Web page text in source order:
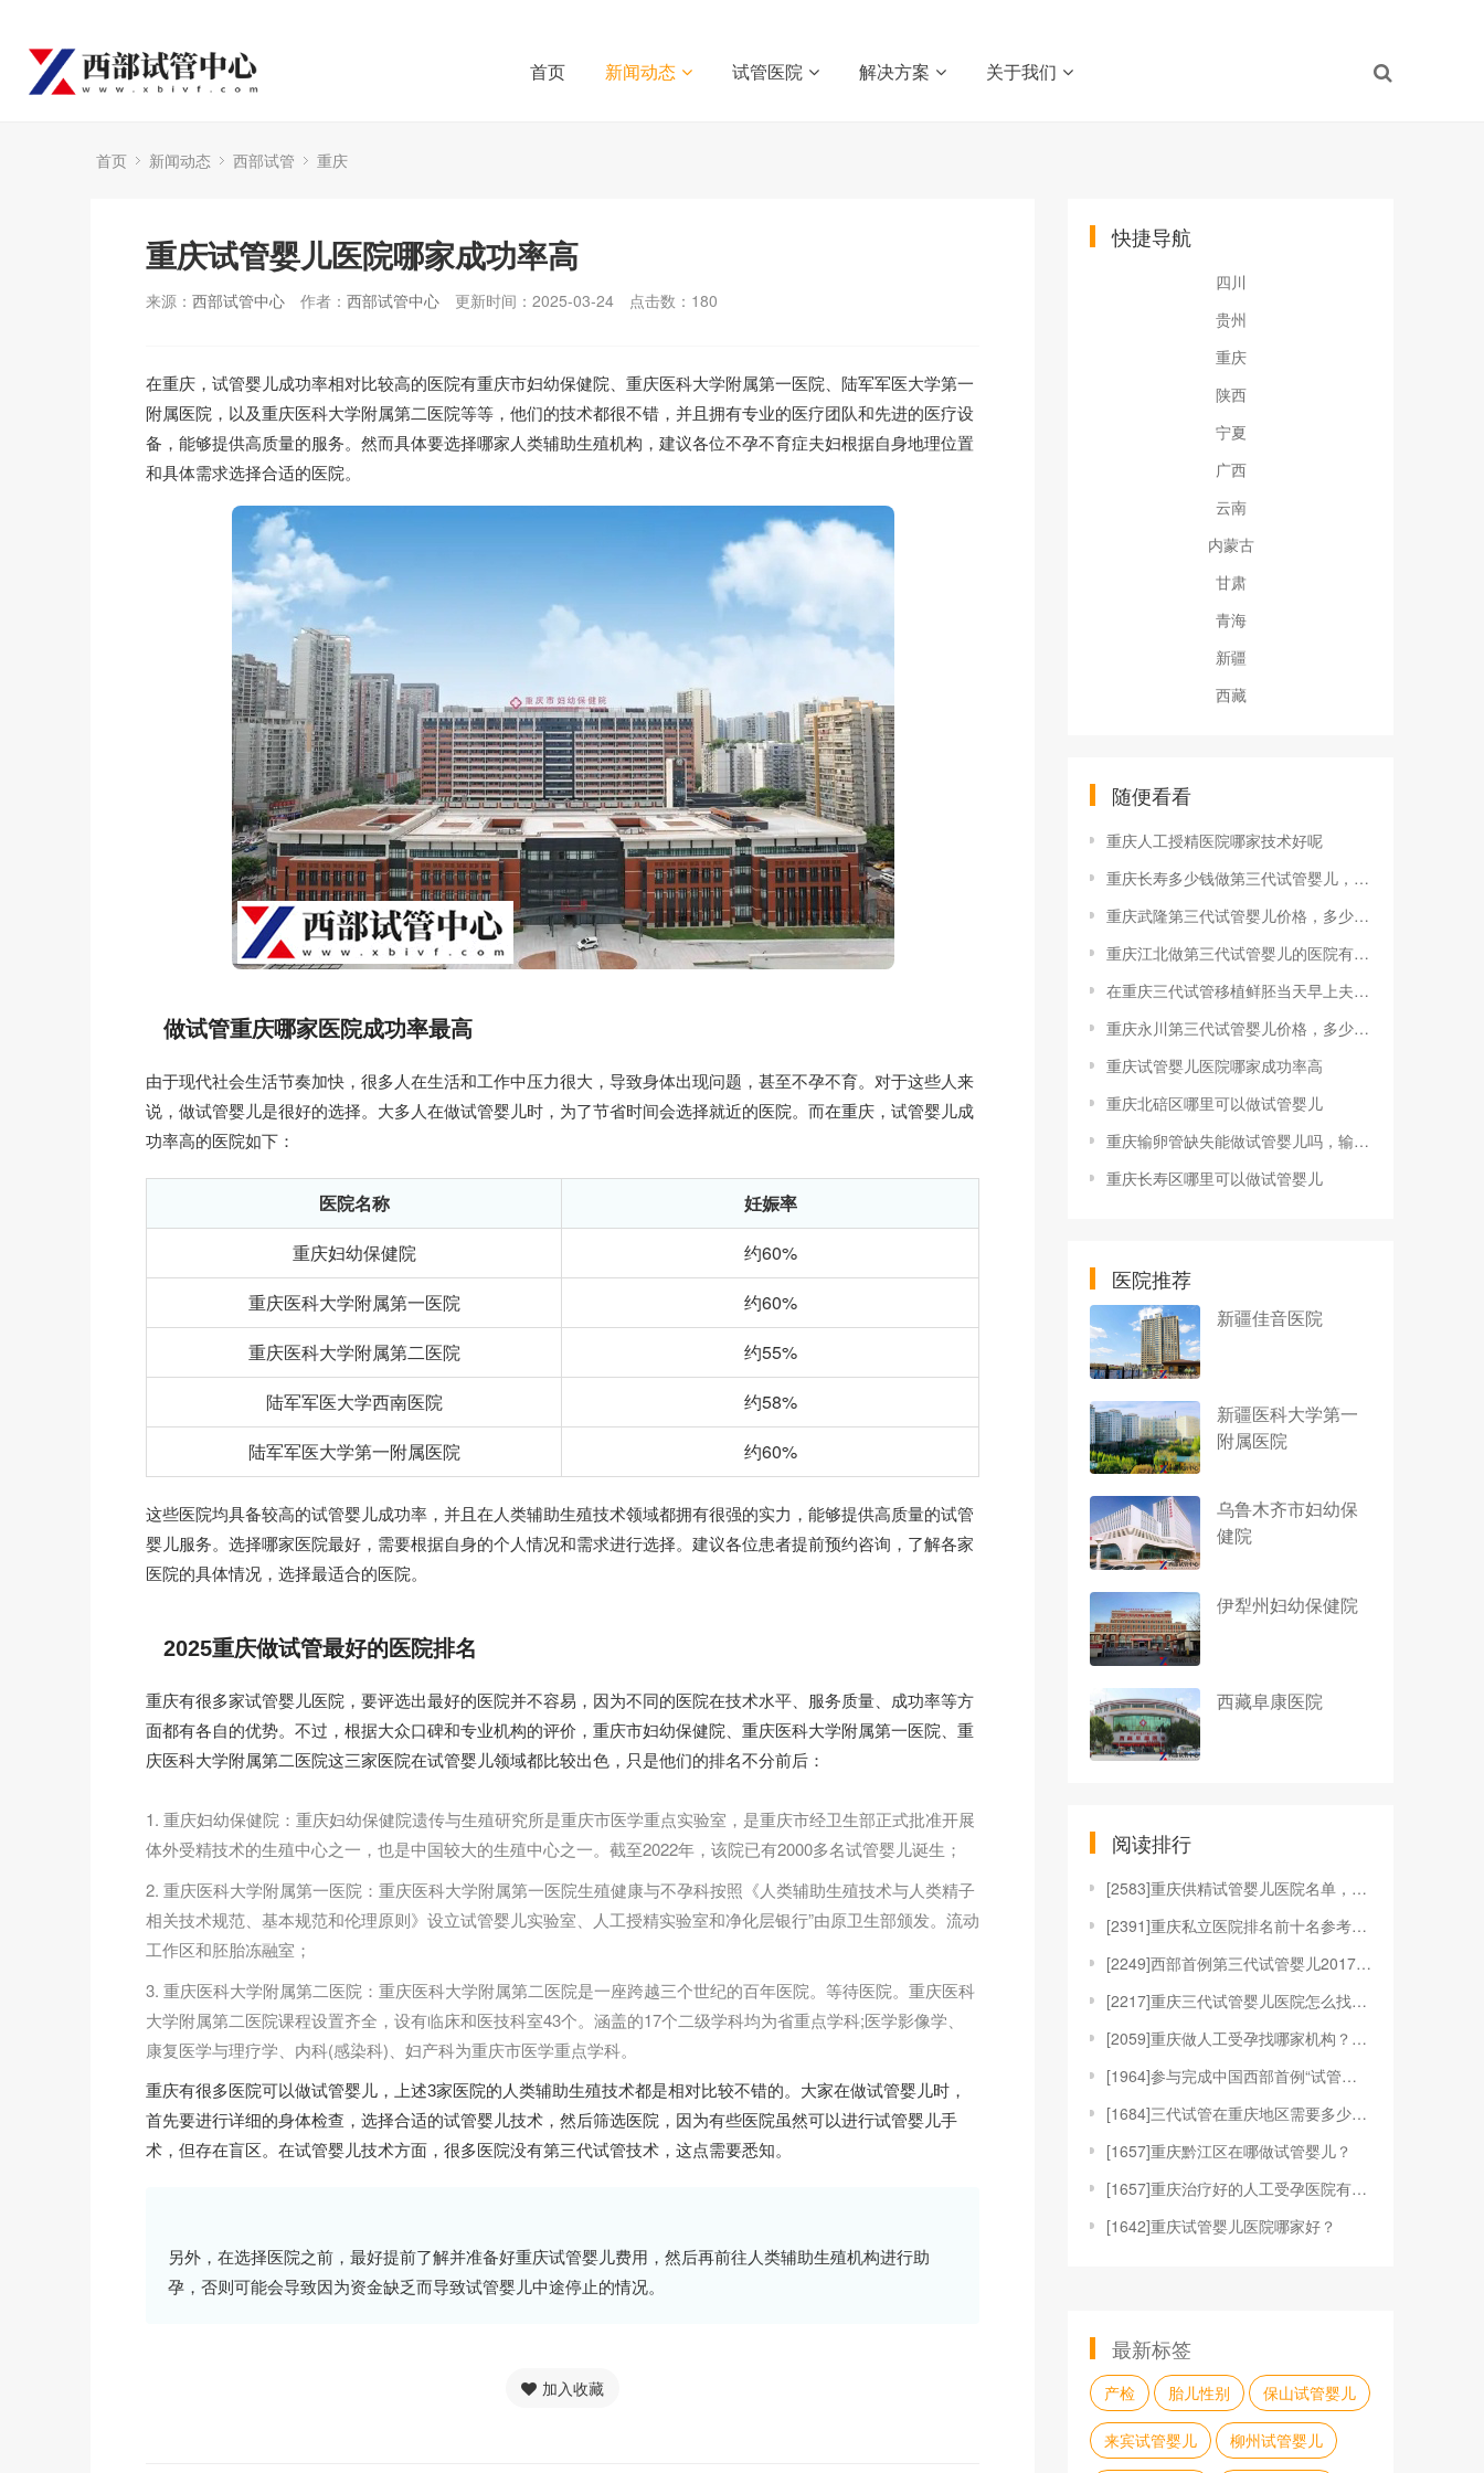
首页 新闻动态 试管医院 解决方案 关于我们
首页 新闻动态 西部试管 重庆
重庆试管婴儿医院哪家成功率高
来源： 西部试管中心 作者： 西部试管中心 更新时间：2025-03-24 点击数： 180
在重庆，试管婴儿成功率相对比较高的医院有重庆市妇幼保健院、重庆医科大学附属第一医院、陆军军医大学第一
附属医院，以及重庆医科大学附属第二医院等等，他们的技术都很不错，并且拥有专业的医疗团队和先进的医疗设
备，能够提供高质量的服务。然而具体要选择哪家人类辅助生殖机构，建议各位不孕不育症夫妇根据自身地理位置
和具体需求选择合适的医院。
做试管重庆哪家医院成功率最高
由于现代社会生活节奏加快，很多人在生活和工作中压力很大，导致身体出现问题，甚至不孕不育。对于这些人来
说，做试管婴儿是很好的选择。大多人在做试管婴儿时，为了节省时间会选择就近的医院。而在重庆，试管婴儿成
功率高的医院如下：
医院名称
妊娠率
重庆妇幼保健院
约60%
重庆医科大学附属第一医院
约60%
重庆医科大学附属第二医院
约55%
陆军军医大学西南医院
约58%
陆军军医大学第一附属医院
约60%
这些医院均具备较高的试管婴儿成功率，并且在人类辅助生殖技术领域都拥有很强的实力，能够提供高质量的试管
婴儿服务。选择哪家医院最好，需要根据自身的个人情况和需求进行选择。建议各位患者提前预约咨询，了解各家
医院的具体情况，选择最适合的医院。
2025重庆做试管最好的医院排名
重庆有很多家试管婴儿医院，要评选出最好的医院并不容易，因为不同的医院在技术水平、服务质量、成功率等方
面都有各自的优势。不过，根据大众口碑和专业机构的评价，重庆市妇幼保健院、重庆医科大学附属第一医院、重
庆医科大学附属第二医院这三家医院在试管婴儿领域都比较出色，只是他们的排名不分前后：
1. 重庆妇幼保健院：重庆妇幼保健院遗传与生殖研究所是重庆市医学重点实验室，是重庆市经卫生部正式批准开展
体外受精技术的生殖中心之一，也是中国较大的生殖中心之一。截至2022年，该院已有2000多名试管婴儿诞生；
2. 重庆医科大学附属第一医院：重庆医科大学附属第一医院生殖健康与不孕科按照《人类辅助生殖技术与人类精子
相关技术规范、基本规范和伦理原则》设立试管婴儿实验室、人工授精实验室和净化层银行”由原卫生部颁发。流动
工作区和胚胎冻融室；
3. 重庆医科大学附属第二医院：重庆医科大学附属第二医院是一座跨越三个世纪的百年医院。等待医院。重庆医科
大学附属第二医院课程设置齐全，设有临床和医技科室43个。涵盖的17个二级学科均为省重点学科;医学影像学、
康复医学与理疗学、内科(感染科)、妇产科为重庆市医学重点学科。
重庆有很多医院可以做试管婴儿，上述3家医院的人类辅助生殖技术都是相对比较不错的。大家在做试管婴儿时，
首先要进行详细的身体检查，选择合适的试管婴儿技术，然后筛选医院，因为有些医院虽然可以进行试管婴儿手
术，但存在盲区。在试管婴儿技术方面，很多医院没有第三代试管技术，这点需要悉知。
另外，在选择医院之前，最好提前了解并准备好重庆试管婴儿费用，然后再前往人类辅助生殖机构进行助
孕，否则可能会导致因为资金缺乏而导致试管婴儿中途停止的情况。
加入收藏
快捷导航
四川
贵州
重庆
陕西
宁夏
广西
云南
内蒙古
甘肃
青海
新疆
西藏
随便看看
重庆人工授精医院哪家技术好呢
重庆长寿多少钱做第三代试管婴儿，有没有做第三代试管婴儿的医院？
重庆武隆第三代试管婴儿价格，多少钱？
重庆江北做第三代试管婴儿的医院有哪些？
在重庆三代试管移植鲜胚当天早上夫妻双方亲自到场吗
重庆永川第三代试管婴儿价格，多少钱？
重庆试管婴儿医院哪家成功率高
重庆北碚区哪里可以做试管婴儿
重庆输卵管缺失能做试管婴儿吗，输卵管缺失试管治疗方法及注意事项
重庆长寿区哪里可以做试管婴儿
医院推荐
新疆佳音医院
新疆医科大学第一
附属医院
乌鲁木齐市妇幼保
健院
伊犁州妇幼保健院
西藏阜康医院
阅读排行
[2583]重庆供精试管婴儿医院名单，成功率均在55
[2391]重庆私立医院排名前十名参考，附试管助孕费
[2249]西部首例第三代试管婴儿2017年2月18
[2217]重庆三代试管婴儿医院怎么找？排名前三医院
[2059]重庆做人工受孕找哪家机构？这三家随便挑
[1964]参与完成中国西部首例“试管婴儿”资深专家
[1684]三代试管在重庆地区需要多少费用？
[1657]重庆黔江区在哪做试管婴儿？
[1657]重庆治疗好的人工受孕医院有哪些医院重庆人
[1642]重庆试管婴儿医院哪家好？
最新标签
产检 胎儿性别 保山试管婴儿
来宾试管婴儿 柳州试管婴儿